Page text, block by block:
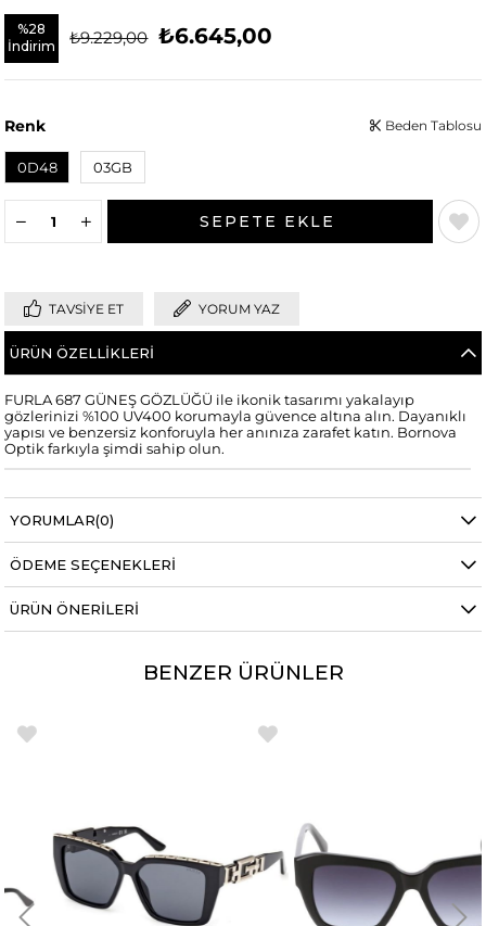
%28
İndirim
₺9.229,00 ₺6.645,00
Renk
0D48 03GB
Beden Tablosu
TAVSIYE ET YORUM YAZ
ÜRÜN ÖZELLIKLERI
FURLA 687 GÜNEŞ GÖZLÜĞÜ ile ikonik tasarımı yakalayıp
gözlerinizi %100 UV400 korumayla güvence altına alın. Dayanıklı
yapısı ve benzersiz konforuyla her anınıza zarafet katın. Bornova
Optik farkıyla şimdi sahip olun.
YORUMLAR(0)
ÖDEME SEÇENEKLERI
ÜRÜN ÖNERILERI
BENZER ÜRÜNLER